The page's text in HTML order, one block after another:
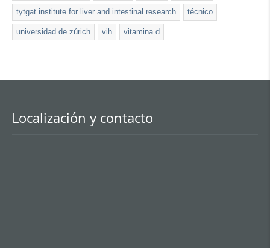
tytgat institute for liver and intestinal research técnico
universidad de zúrich vih vitamina d
Localización y contacto